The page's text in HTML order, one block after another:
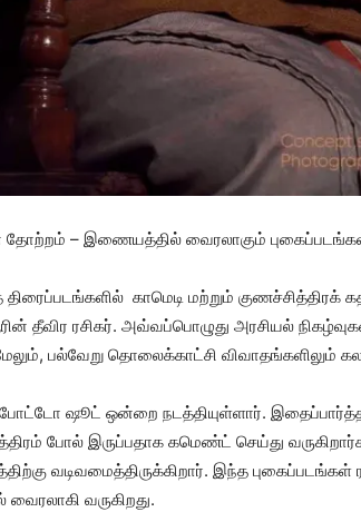
தோற்றம் – இணையத்தில் வைரலாகும்
காமெடி மற்றும் குணச்சித்திரக்
தீவிர ரசிகர். அவ்வப்பொழுது அரசியல்
மேலும், பல்வேறு தொலைக்காட்சி விவாதங்களிலும்
ஷூட் ஒன்றை நடத்தியுள்ளார். இதைப்பார்த்த
போல் இருப்பதாக கமெண்ட் செய்து
வடிவமைத்திருக்கிறார். இந்த
வருகிறது.